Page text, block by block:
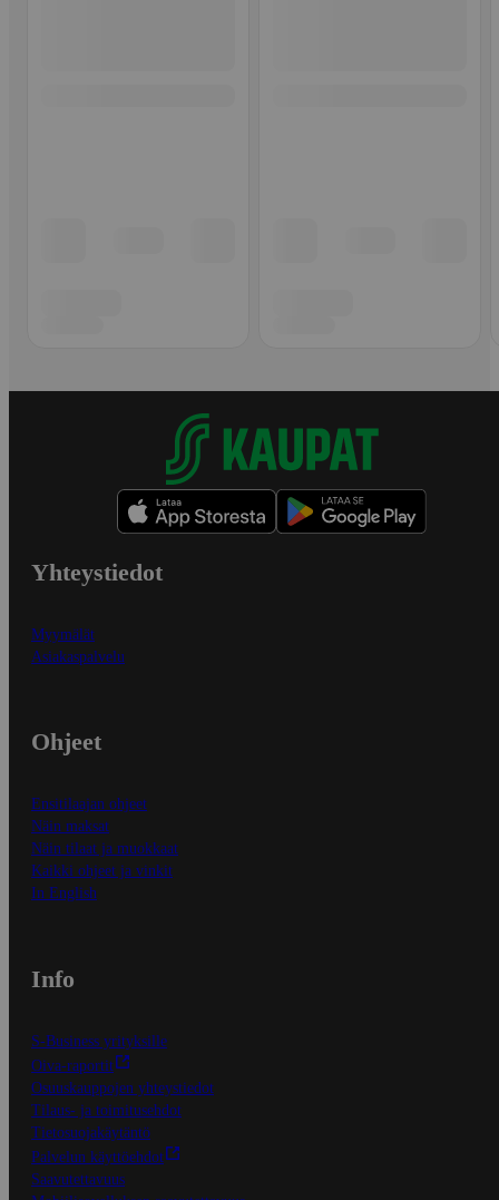
Yhteystiedot
Myymälät
Asiakaspalvelu
Ohjeet
Ensitilaajan ohjeet
Näin maksat
Näin tilaat ja muokkaat
Kaikki ohjeet ja vinkit
In English
Info
S-Business yrityksille
Oiva-raportit
Osuuskauppojen yhteystiedot
Tilaus- ja toimitusehdot
Tietosuojakäytäntö
Palvelun käyttöehdot
Saavutettavuus